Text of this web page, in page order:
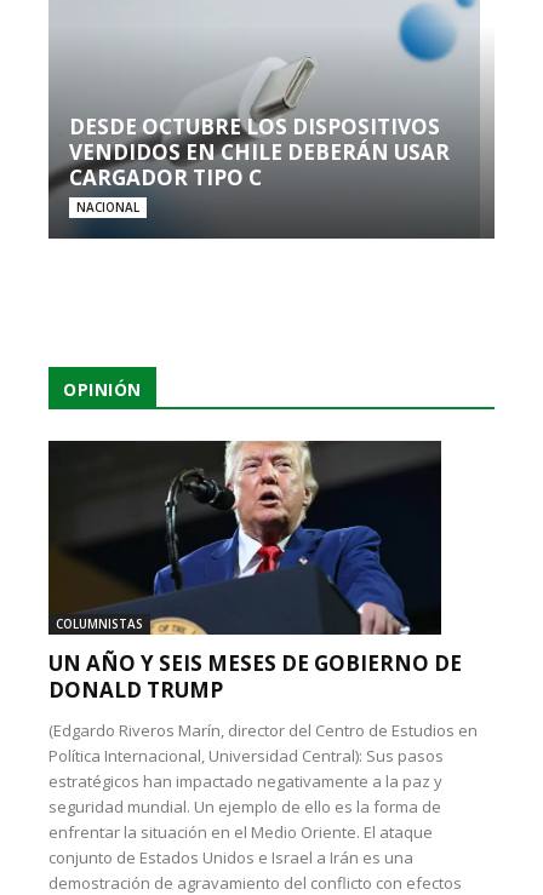
DESDE OCTUBRE LOS DISPOSITIVOS
VENDIDOS EN CHILE DEBERÁN USAR
CARGADOR TIPO C
NACIONAL
OPINIÓN
COLUMNISTAS
UN AÑO Y SEIS MESES DE GOBIERNO DE
DONALD TRUMP
(Edgardo Riveros Marín, director del Centro de Estudios en
Política Internacional, Universidad Central): Sus pasos
estratégicos han impactado negativamente a la paz y
seguridad mundial. Un ejemplo de ello es la forma de
enfrentar la situación en el Medio Oriente. El ataque
conjunto de Estados Unidos e Israel a Irán es una
demostración de agravamiento del conflicto con efectos